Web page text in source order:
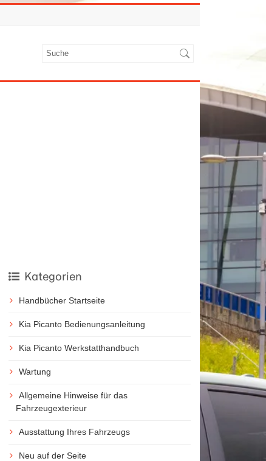
Kategorien
Handbücher Startseite
Kia Picanto Bedienungsanleitung
Kia Picanto Werkstatthandbuch
Wartung
Allgemeine Hinweise für das
Fahrzeugexterieur
Ausstattung Ihres Fahrzeugs
Neu auf der Seite